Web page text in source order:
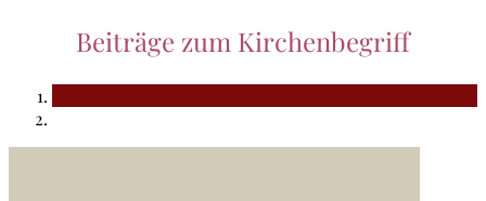
Beiträge zum Kirchenbegriff